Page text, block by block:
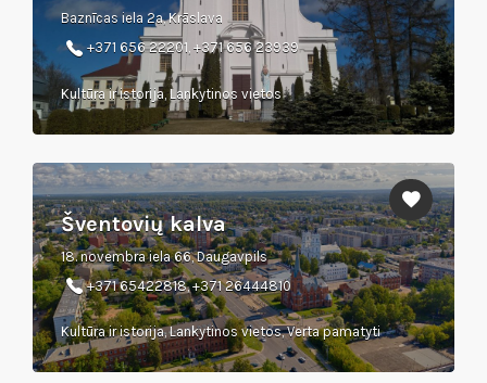
Baznīcas iela 2a, Krāslava
+371 656 22201, +371 656 23939
Kultūra ir istorija, Lankytinos vietos
Šventovių kalva
18. novembra iela 66, Daugavpils
+371 65422818, +371 26444810
Kultūra ir istorija, Lankytinos vietos, Verta pamatyti